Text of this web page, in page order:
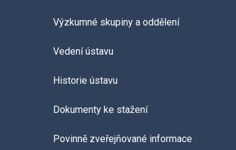
Výzkumné skupiny a oddělení
Vedení ústavu
Historie ústavu
Dokumenty ke stažení
Povinně zveřejňované informace